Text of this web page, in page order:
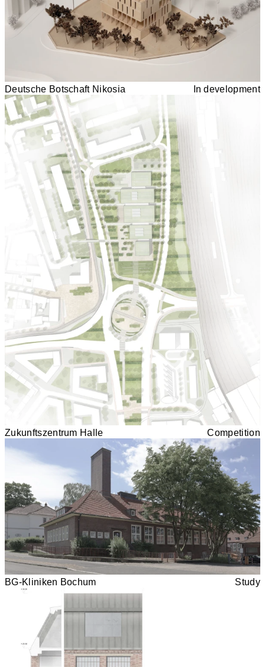
Deutsche Botschaft Nikosia In development
Zukunftszentrum Halle Competition
BG-Kliniken Bochum Study